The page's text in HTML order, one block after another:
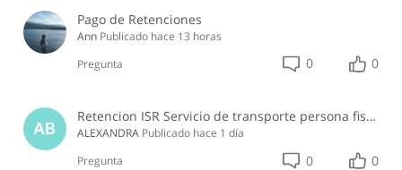
Pago de Retenciones
Ann Publicado hace 13 horas
Pregunta
0 0
AB
Retencion ISR Servicio de transporte persona fisica
ALEXANDRA Publicado hace 1 día
Pregunta
0 0